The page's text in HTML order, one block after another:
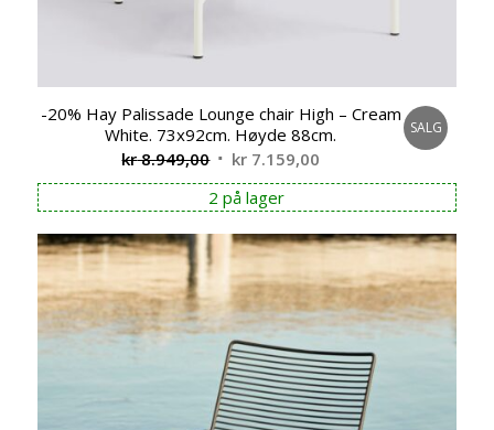
-20% Hay Palissade Lounge chair High – Cream
White. 73x92cm. Høyde 88cm.
kr8.949,00 Opprinnelig
pris
var:
kr 8.949,00.
kr 7.159,00
pris
er:
kr 7.159,00.
SALG
2 på lager